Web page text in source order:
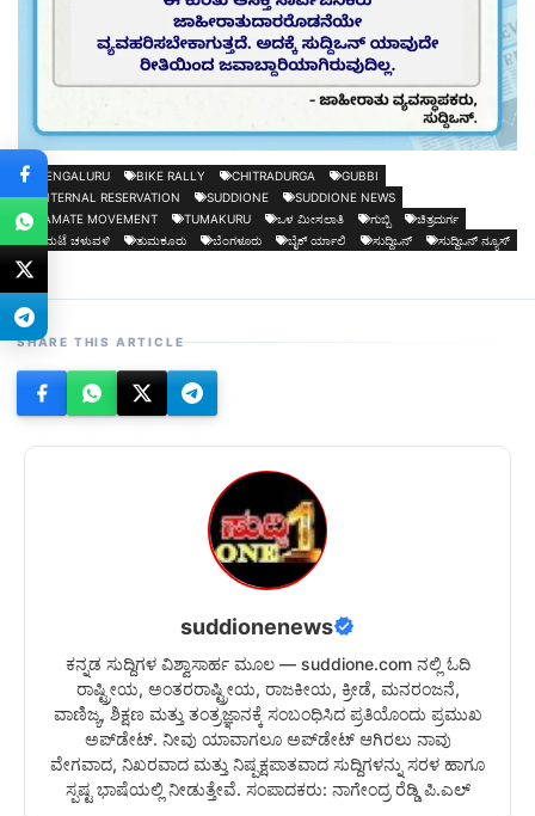
BENGALURU BIKE RALLY CHITRADURGA
GUBBI
INTERNAL RESERVATION
SUDDIONE
SUDDIONE NEWS
TAMATE MOVEMENT
TUMAKURU ಒಳ ಮೀಸಲಾತಿ ಗುಬ್ಬಿ
ಚಿತ್ರದುರ್ಗ
ತಮಟೆ ಚಳುವಳಿ
ತುಮಕೂರು ಬೆಂಗಳೂರು ಬೈಕ್ ರ್ಯಾಲಿ ಸುದ್ದಿಒನ್ ಸುದ್ದಿಒನ್ ನ್ಯೂಸ್
SHARE THIS ARTICLE
suddionenews
ಕನ್ನಡ ಸುದ್ದಿಗಳ ವಿಶ್ವಾಸಾರ್ಹ ಮೂಲ — suddione.com ನಲ್ಲಿ ಓದಿ
ರಾಷ್ಟ್ರೀಯ, ಅಂತರರಾಷ್ಟ್ರೀಯ, ರಾಜಕೀಯ, ಕ್ರೀಡೆ, ಮನರಂಜನೆ,
ವಾಣಿಜ್ಯ, ಶಿಕ್ಷಣ ಮತ್ತು ತಂತ್ರಜ್ಞಾನಕ್ಕೆ ಸಂಬಂಧಿಸಿದ ಪ್ರತಿಯೊಂದು ಪ್ರಮುಖ
ಅಪ್‌ಡೇಟ್. ನೀವು ಯಾವಾಗಲೂ ಅಪ್‌ಡೇಟ್ ಆಗಿರಲು ನಾವು
ವೇಗವಾದ, ನಿಖರವಾದ ಮತ್ತು ನಿಷ್ಪಕ್ಷಪಾತವಾದ ಸುದ್ದಿಗಳನ್ನು ಸರಳ ಹಾಗೂ
ಸ್ಪಷ್ಟ ಭಾಷೆಯಲ್ಲಿ ನೀಡುತ್ತೇವೆ. ಸಂಪಾದಕರು: ನಾಗೇಂದ್ರ ರೆಡ್ಡಿ ಪಿ.ಎಲ್